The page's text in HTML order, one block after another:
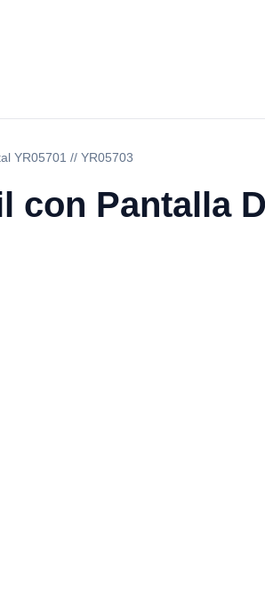
YR05701 // YR05703
con Pantalla